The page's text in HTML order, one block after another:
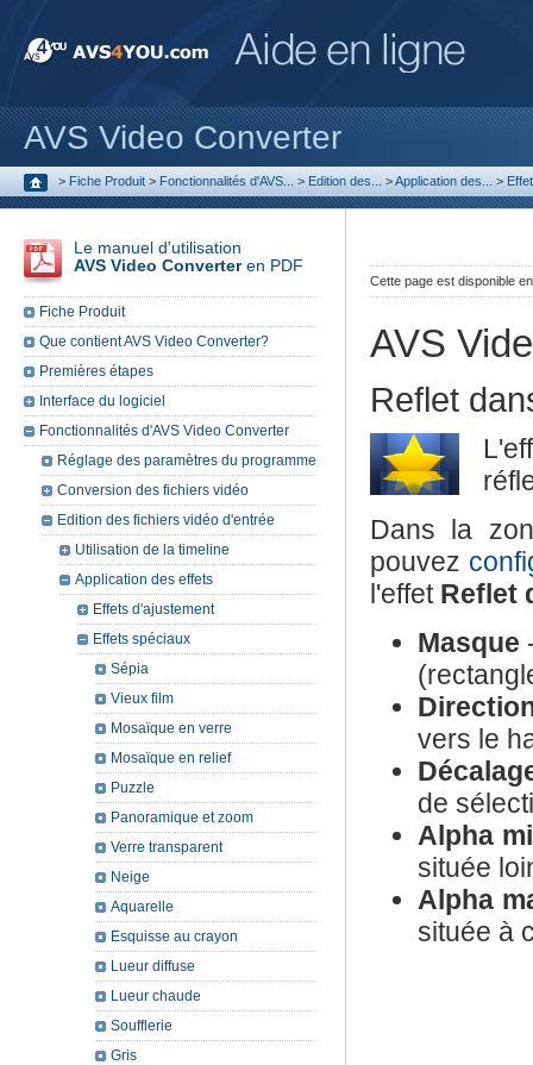
AVS Video Converter
> Fiche Produit > Fonctionnalités d'AVS... > Edition des... >Application des... >
Cette page est disponible
AVS
Reflet
Dans la
pouvez
l'effet Reflet
Masque
vers le
de
Alpha
située
Alpha
située à
Le manuel d'utilisation
AVS Video Converteren PDF
Fiche Produit
Que contient AVS Video Converter?
Premières étapes
Interface du logiciel
Fonctionnalités d'AVS Video Converter
Réglage des paramètres du programme
Conversion des fichiers vidéo
Edition des fichiers vidéo d'entrée
Utilisation de la timeline
Application des effets
Effets d'ajustement
Effets spéciaux
Sépia
Vieux film
Mosaïque en verre
Mosaïque en relief
Puzzle
Panoramique et zoom
Verre transparent
Neige
Aquarelle
Esquisse au crayon
Lueur diffuse
Lueur chaude
Soufflerie
Gris